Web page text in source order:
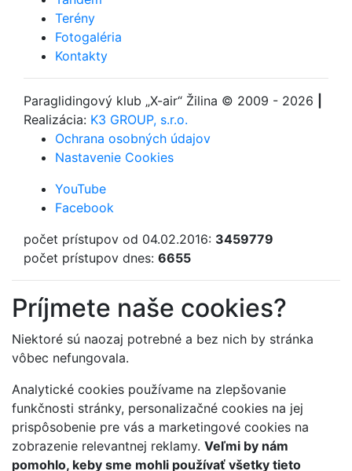
Terény
Fotogaléria
Kontakty
Paraglidingový klub „X-air“ Žilina © 2009 - 2026
Realizácia: K3 GROUP, s.r.o.
Ochrana osobných údajov
Nastavenie Cookies
YouTube
Facebook
počet prístupov od 04.02.2016: 3459779
počet prístupov dnes: 6655
Príjmete naše cookies?
Niektoré sú naozaj potrebné a bez nich by stránka
vôbec nefungovala.
Analytické cookies používame na zlepšovanie
funkčnosti stránky, personalizačné cookies na jej
prispôsobenie pre vás a marketingové cookies na
zobrazenie relevantnej reklamy. Veľmi by nám
pomohlo, keby sme mohli používať všetky tieto